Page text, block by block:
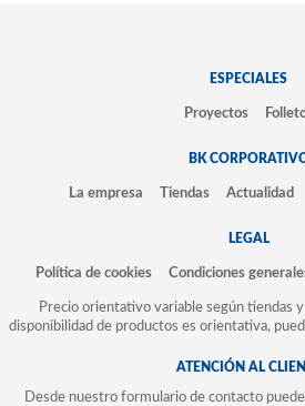
ESPECIALES
Proyectos
BK
La empresa Tiendas Actualidad
LEGAL
Política de cookies Condiciones
Precio orientativo variable según tiendas
disponibilidad de productos es orientativa,
ATENCIÓN AL
Desde nuestro formulario de contacto